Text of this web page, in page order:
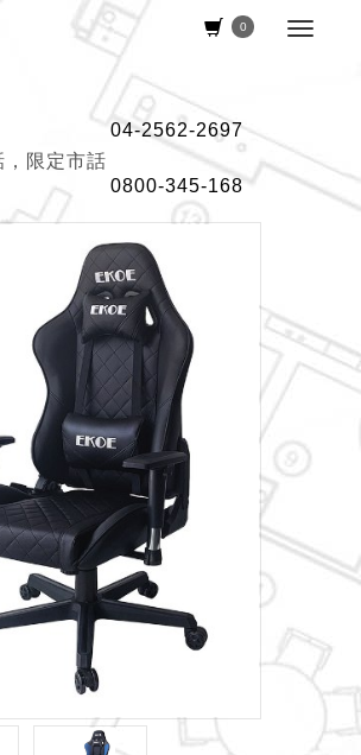
0
04-2562-2697
限定市話
0800-345-168